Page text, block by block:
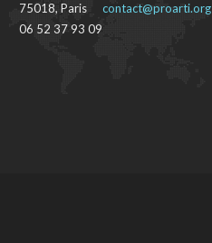
75018, Paris
06 52 37 93 09
contact@proarti.org